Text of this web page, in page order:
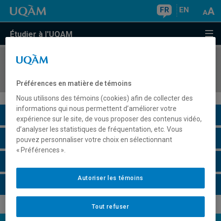
FR EN
Étudier à l'UQAM
COURS//
Description du cours
Horaire - Été 2026
Préférences en matière de témoins
Nous utilisons des témoins (cookies) afin de collecter des
informations qui nous permettent d’améliorer votre
expérience sur le site, de vous proposer des contenus vidéo,
d’analyser les statistiques de fréquentation, etc. Vous
pouvez personnaliser votre choix en sélectionnant
« Préférences ».
Tout refuser
Autoriser les témoins